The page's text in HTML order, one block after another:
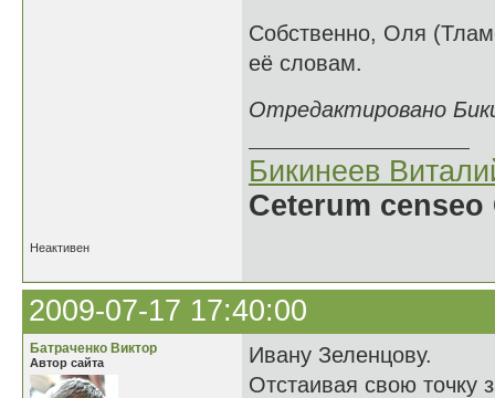
Собственно, Оля
её словам.
Отредактировано
Бикинеев
Ceterum
Неактивен
2009-07-17 17:40:00
Батраченко Виктор
Автор сайта
Ивану Зеленцову.
Отстаивая свою точку